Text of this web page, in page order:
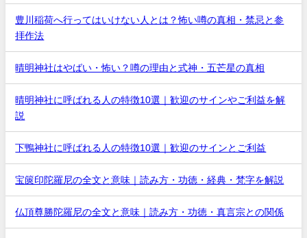
豊川稲荷へ行ってはいけない人とは？怖い噂の真相・禁忌と参
拝作法
晴明神社はやばい・怖い？噂の理由と式神・五芒星の真相
晴明神社に呼ばれる人の特徴10選｜歓迎のサインやご利益を解
説
下鴨神社に呼ばれる人の特徴10選｜歓迎のサインとご利益
宝篋印陀羅尼の全文と意味｜読み方・功徳・経典・梵字を解説
仏頂尊勝陀羅尼の全文と意味｜読み方・功徳・真言宗との関係